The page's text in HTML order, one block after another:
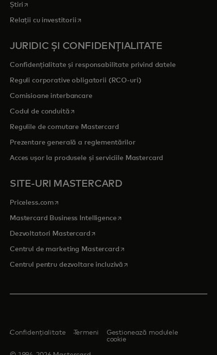
Știri opens in a new tab
Relații cu investitoriiopens in a new tab
JURIDIC ȘI CONFIDENȚIALITATE
Confidențialitate și responsabilitate privind datele
Reguli corporative obligatorii (RCO-uri)
Comisioane interbancare
Codul de conduităopens in a new tab
Regulile de comutare Mastercard
Prezentare generală a reglementărilor
Acces ușor la produsele și serviciile Mastercard
SITE-URI MASTERCARD
Priceless.com opens in a new tab
Mastercard Business Intelligenceopens in a new tab
Dezvoltatori Mastercardopens in a new tab
Centrul de marketing Mastercardopens in a new tab
Centrul pentru dezvoltare incluzivă opens in a new tab
Confidențialitate Termeni
Gestionează modulele
cookie